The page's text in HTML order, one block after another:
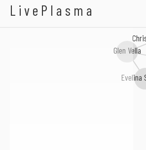
LivePlasma
Evelina
Glen Vella
A-WA